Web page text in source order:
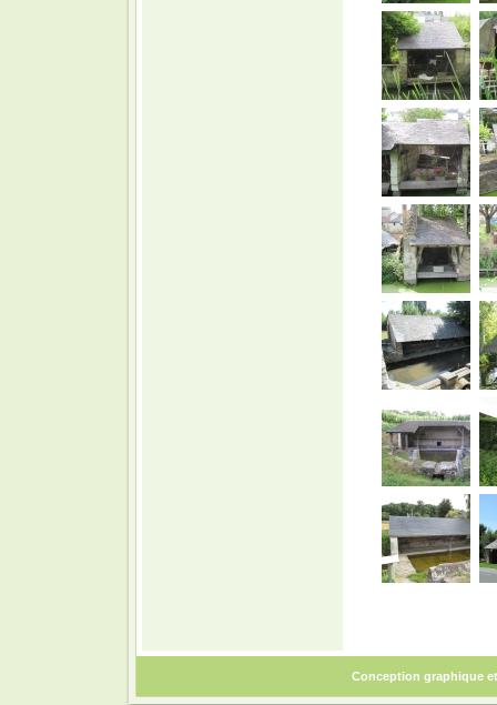
Conception graphique